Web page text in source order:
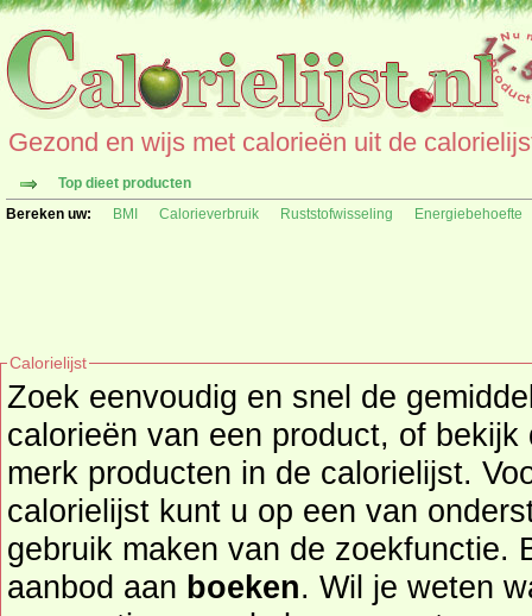
Gezond en wijs met calorieën uit de
Top dieet producten
Bereken uw:
BMI Calorieverbruik Ruststofwisseling Energiebehoefte
Calorielijst
Zoek eenvoudig en snel de
calorieën van een product, of
merk producten in de calorielijst.
calorielijst kunt u op een van
gebruik maken van de zoekfunctie.
aanbod aan boeken. Wil je weten